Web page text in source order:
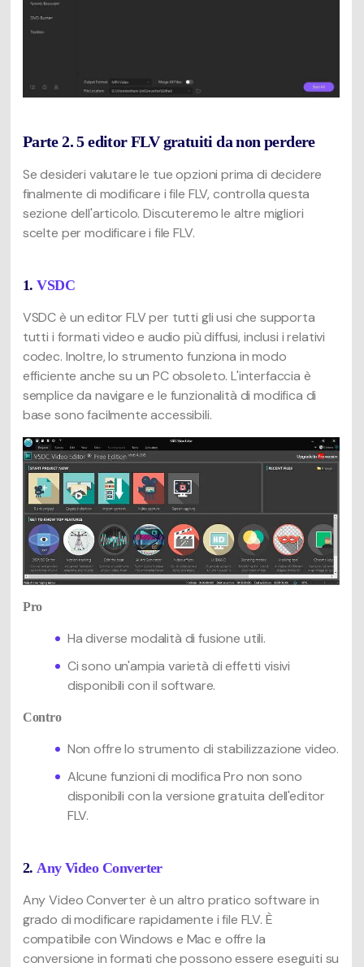
Parte 2. 5 editor FLV gratuiti da non perdere
Se desideri valutare le tue opzioni prima di decidere
finalmente di modificare i file FLV, controlla questa
sezione dell'articolo. Discuteremo le altre migliori
scelte per modificare i file FLV.
1. VSDC
VSDC è un editor FLV per tutti gli usi che supporta
tutti i formati video e audio più diffusi, inclusi i relativi
codec. Inoltre, lo strumento funziona in modo
efficiente anche su un PC obsoleto. L'interfaccia è
semplice da navigare e le funzionalità di modifica di
base sono facilmente accessibili.
Pro
Ha diverse modalità di fusione utili.
Ci sono un'ampia varietà di effetti visivi
disponibili con il software.
Contro
Non offre lo strumento di stabilizzazione video.
Alcune funzioni di modifica Pro non sono
disponibili con la versione gratuita dell'editor
FLV.
2. Any Video Converter
Any Video Converter è un altro pratico software in
grado di modificare rapidamente i file FLV. È
compatibile con Windows e Mac e offre la
conversione in formati che possono essere eseguiti su